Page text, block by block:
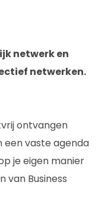
netwerk en
netwerken.
ontvangen
een vaste agenda
je eigen manier
van Business